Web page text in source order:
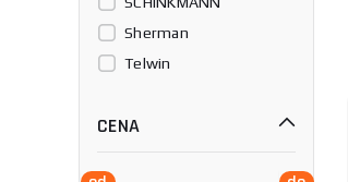
Sherman
Telwin
CENA